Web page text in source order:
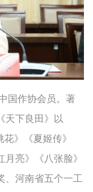
国作协会员。著
天下良田》以
》《夏姬传》
月亮》《八张脸》
、河南省五个一工